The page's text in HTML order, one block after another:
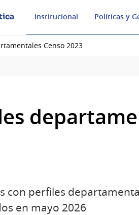
Institucional Políticas y
Censo 2023
con perfiles
en mayo 2026